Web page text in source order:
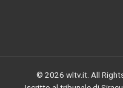
© 2026 wltv.it. All